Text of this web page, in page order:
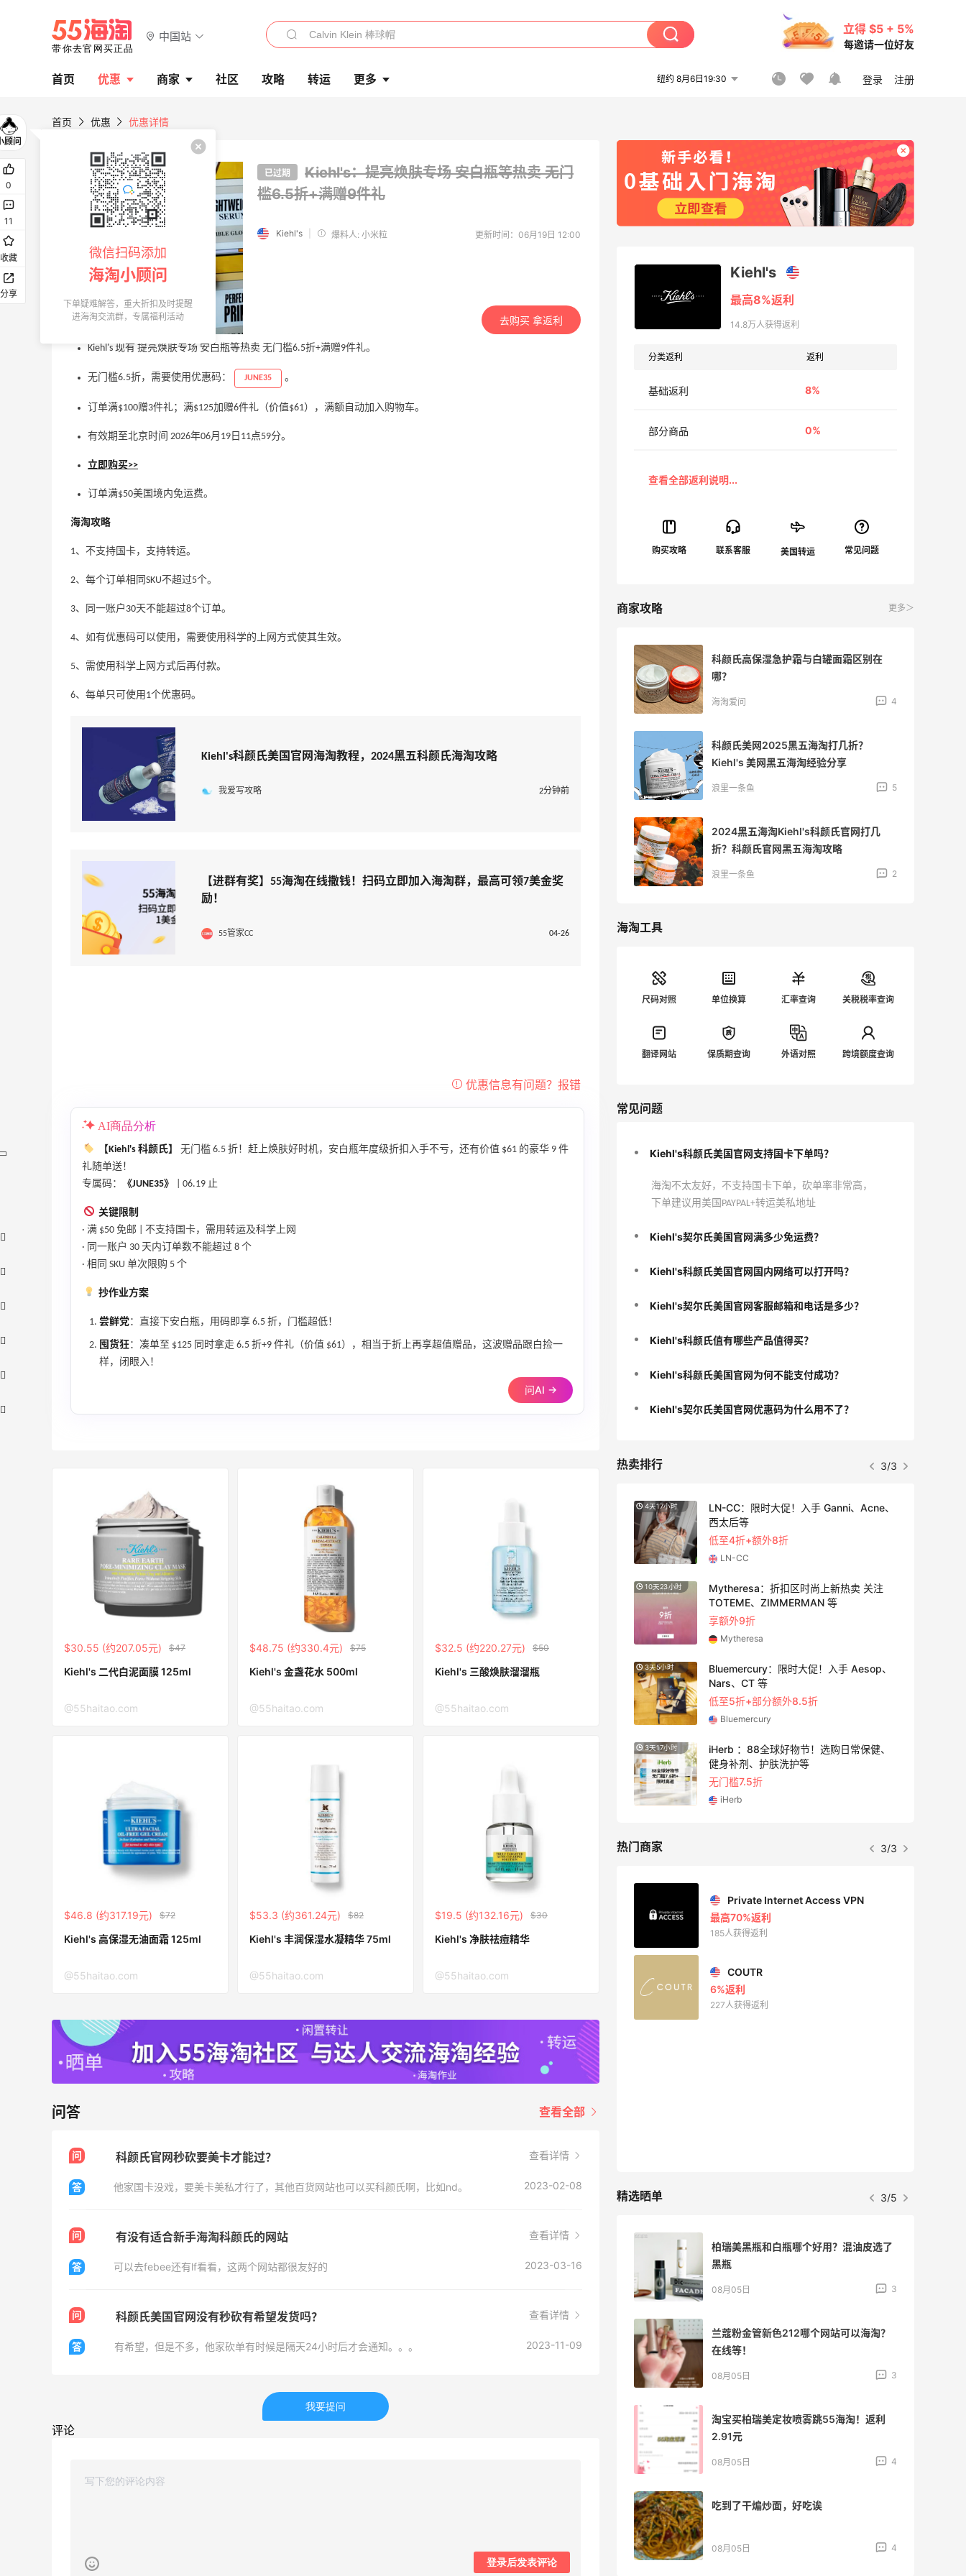
中国站
立得 $5 + 5%
每邀请一位好友
首页 优惠 商家 社区 攻略 转运 更多 纽约 8月6日19:30 登录 注册
首页 优惠 优惠详情
已过期 Kiehl's：提亮焕肤专场 安白瓶等热卖无门
槛6.5折+满赠9件礼
Kiehl's 爆料人: 小米粒 更新时间：06月19日 12:00
去购买 拿返利
Kiehl's 现有 提亮焕肤专场 安白瓶等热卖 无门槛6.5折+满赠9件礼。
无门槛6.5折，需要使用优惠码： JUNE35 。
订单满$100赠3件礼；满$125加赠6件礼（价值$61），满额自动加入购物车。
有效期至北京时间 2026年06月19日11点59分。
立即购买>>
订单满$50美国境内免运费。
海淘攻略
1、不支持国卡，支持转运。
2、每个订单相同SKU不超过5个。
3、同一账户30天不能超过8个订单。
4、如有优惠码可以使用，需要使用科学的上网方式使其生效。
5、需使用科学上网方式后再付款。
6、每单只可使用1个优惠码。
Kiehl's科颜氏美国官网海淘教程，2024黑五科颜氏海淘攻略
我爱写攻略 2分钟前
【进群有奖】55海淘在线撒钱！扫码立即加入海淘群，最高可领7美金奖
励！
55管家CC 04-26
AI商品分析
【Kiehl's 科颜氏】
无门槛 6.5 折！赶上焕肤好时机，安白瓶年度级折扣入手不亏，还有价值 $61 的豪华 9 件
礼随单送！
专属码：
《JUNE35》 | 06.19 止
关键限制
· 满 $50 免邮 | 不支持国卡，需用转运及科学上网
· 同一账户 30 天内订单数不能超过 8 个
· 相同 SKU 单次限购 5 个
抄作业方案
尝鲜党：直接下安白瓶，用码即享 6.5 折，门槛超低！
囤货狂：凑单至 $125 同时拿走 6.5 折+9 件礼（价值 $61），相当于折上再享超值赠品，这波赠品跟白捡一
样，闭眼入！
问AI →
$30.55 (约207.05元) $47
Kiehl's 二代白泥面膜 125ml
@55haitao.com
$48.75 (约330.4元) $75
Kiehl's 金盏花水 500ml
@55haitao.com
$32.5 (约220.27元) $50
Kiehl's 三酸焕肤溜溜瓶
@55haitao.com
$46.8 (约317.19元) $72
Kiehl's 高保湿无油面霜 125ml
@55haitao.com
$53.3 (约361.24元) $82
Kiehl's 丰润保湿水凝精华 75ml
@55haitao.com
$19.5 (约132.16元) $30
Kiehl's 净肤祛痘精华
@55haitao.com
问答 查看全部
问 科颜氏官网秒砍要美卡才能过？ 查看详情
答 他家国卡没戏，要美卡美私才行了，其他百货网站也可以买科颜氏啊，比如nd。 2023-02-08
问 有没有适合新手海淘科颜氏的网站 查看详情
答 可以去febee还有lf看看，这两个网站都很友好的 2023-03-16
问 科颜氏美国官网没有秒砍有希望发货吗？ 查看详情
答 有希望，但是不多，他家砍单有时候是隔天24小时后才会通知。。。 2023-11-09
我要提问
评论
登录后发表评论
Kiehl's
最高8%返利
14.8万人获得返利
分类返利 返利
基础返利 8%
部分商品 0%
美国转运
商家攻略 更多＞
Kiehl's 美网黑五海淘经验分享
浪里一条鱼
科颜氏高保湿急护霜与白罐面霜区别在
哪？
海淘爱问 4
科颜氏美网2025黑五海淘打几折？
Kiehl's 美网黑五海淘经验分享
浪里一条鱼 5
2024黑五海淘Kiehl's科颜氏官网打几
折？科颜氏官网黑五海淘攻略
浪里一条鱼 2
海淘工具
尺码对照 单位换算 汇率查询 关税税率查询
翻译网站 保质期查询 外语对照 跨境额度查询
常见问题
Kiehl's科颜氏美国官网支持国卡下单吗？
海淘不太友好，不支持国卡下单，砍单率非常高，
下单建议用美国PAYPAL+转运美私地址
Kiehl's契尔氏美国官网满多少免运费？
Kiehl's科颜氏美国官网国内网络可以打开吗？
Kiehl's契尔氏美国官网客服邮箱和电话是多少？
Kiehl's科颜氏值有哪些产品值得买？
Kiehl's科颜氏美国官网为何不能支付成功？
Kiehl's契尔氏美国官网优惠码为什么用不了？
热卖排行 3/3
adidas HK：精选正价产品促销！入球
衣、金属银跆拳道鞋等
2件8折 叠加满HK$1800-100
adidas HK
【55专享】Bobbi Brown 美网：美妆礼
遇！满$150立省$50
满赠正装橘子眼霜+精华唇蜜等好礼
2天17小时
Diesel Europe：折扣区上新热卖！入手包
【55专享】Base Blu：时尚上新热卖 关注
PRADA、LOEWE、加拿大鹅等
3天5小时
Bloomingdales：时尚热卖！入手珑骧、
4天17小时
LN-CC：限时大促！入手 Ganni、Acne、
西太后等
低至4折+额外8折
LN-CC
10天23小时
Mytheresa：折扣区时尚上新热卖 关注
TOTEME、ZIMMERMAN 等
享额外9折
Mytheresa
3天5小时
Bluemercury：限时大促！入手 Aesop、
Nars、CT 等
低至5折+部分额外8.5折
Bluemercury
3天17小时
iHerb ：88全球好物节！选购日常保健、
健身补剂、护肤洗护等
无门槛7.5折
iHerb
热门商家 3/3
最高2%返利
6013人成功下单
Biōkreativ
Eileen Fisher
最高2%返利
5134人获得返利
510人获得返利
4%返利
62人获得返利
Belly Bandit
TIMEBEAM (US)
最高10%返利
282人获得返利
Private Internet Access VPN
最高70%返利
185人获得返利
COUTR
6%返利
227人获得返利
精选晒单 3/5
开奖｜社区7月常规主题活动名单公布
么时候开始？
碳水快乐｜童年回忆李先生牛肉面🍜
柏瑞美黑瓶和白瓶哪个好用？混油皮选了
黑瓶
08月05日 3
兰蔻粉金管新色212哪个网站可以海淘？
在线等！
08月05日 3
淘宝买柏瑞美定妆喷雾跳55海淘！返利
2.91元
08月05日 4
吃到了干煸炒面，好吃诶
08月05日 4
0
11
收藏
分享
微信扫码添加
海淘小顾问
下单疑难解答，重大折扣及时提醒
进海淘交流群，专属福利活动